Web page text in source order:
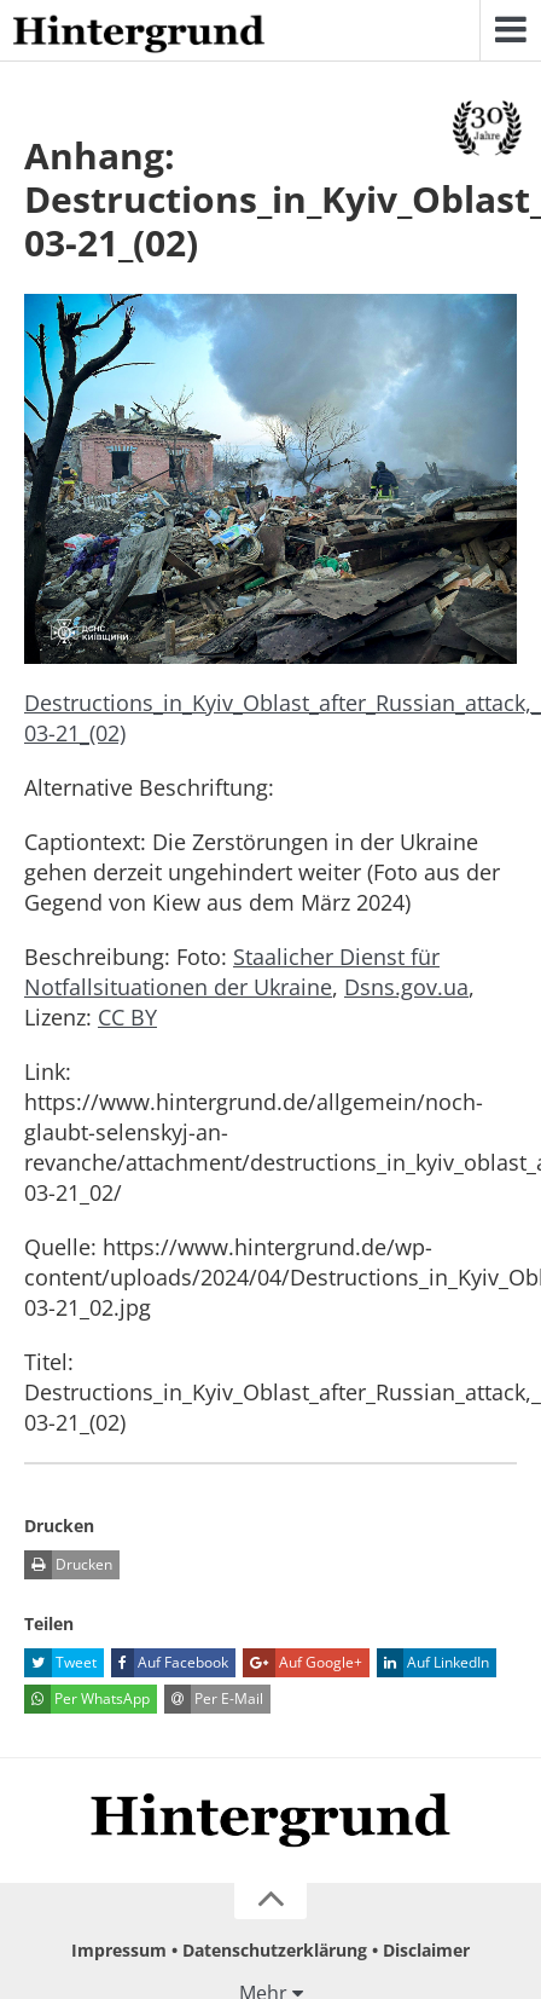
Skip
to
content
Anhang:
03-21_(02)
03-21_(02)
Alternative Beschriftung:
Captiontext: Die Zerstörungen in der Ukraine
gehen derzeit ungehindert weiter (Foto aus der
Gegend von Kiew aus dem März 2024)
Beschreibung: Foto: Staalicher Dienst für
Notfallsituationen der Ukraine, Dsns.gov.ua,
Lizenz: CC BY
Link:
https://www.hintergrund.de/allgemein/noch-
glaubt-selenskyj-an-
revanche/attachment/
03-21_02/
Quelle: https://www.hintergrund.de/wp-
content/uploads/2024/04/
03-21_02.jpg
Titel:
03-21_(02)
Drucken
Drucken
Teilen
Tweet Auf Facebook Auf Google+
Auf LinkedIn
Per WhatsApp
Per E-Mail
Impressum Datenschutzerklärung Disclaimer
Mehr